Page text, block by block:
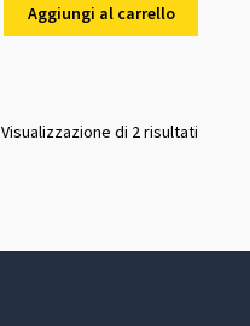
Aggiungi al carrello
Visualizzazione di 2 risultati